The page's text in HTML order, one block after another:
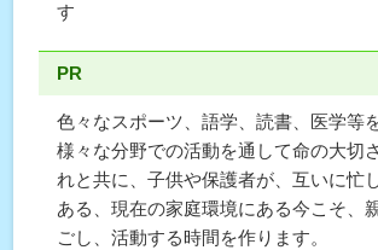
す
PR
色々なスポーツ、語学、読書、医学等
様々な分野での活動を通して命の大切
れと共に、子供や保護者が、互いに忙
ある、現在の家庭環境にある今こそ、
ごし、活動する時間を作ります。